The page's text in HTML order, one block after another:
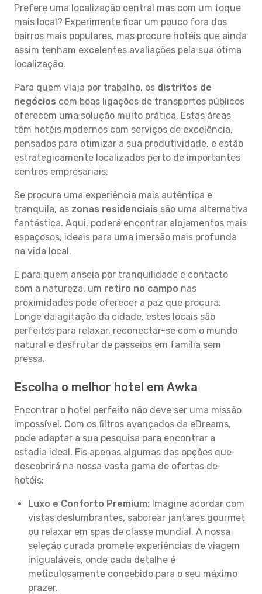
Prefere uma localização central mas com um toque
mais local? Experimente ficar um pouco fora dos
bairros mais populares, mas procure hotéis que ainda
assim tenham excelentes avaliações pela sua ótima
localização.
Para quem viaja por trabalho, os distritos de
negócios com boas ligações de transportes públicos
oferecem uma solução muito prática. Estas áreas
têm hotéis modernos com serviços de excelência,
pensados para otimizar a sua produtividade, e estão
estrategicamente localizados perto de importantes
centros empresariais.
Se procura uma experiência mais autêntica e
tranquila, as zonas residenciais são uma alternativa
fantástica. Aqui, poderá encontrar alojamentos mais
espaçosos, ideais para uma imersão mais profunda
na vida local.
E para quem anseia por tranquilidade e contacto
com a natureza, um retiro no campo nas
proximidades pode oferecer a paz que procura.
Longe da agitação da cidade, estes locais são
perfeitos para relaxar, reconectar-se com o mundo
natural e desfrutar de passeios em família sem
pressa.
Escolha o melhor hotel em Awka
Encontrar o hotel perfeito não deve ser uma missão
impossível. Com os filtros avançados da eDreams,
pode adaptar a sua pesquisa para encontrar a
estadia ideal. Eis apenas algumas das opções que
descobrirá na nossa vasta gama de ofertas de
hotéis:
Luxo e Conforto Premium: Imagine acordar com
vistas deslumbrantes, saborear jantares gourmet
ou relaxar em spas de classe mundial. A nossa
seleção curada promete experiências de viagem
inigualáveis, onde cada detalhe é
meticulosamente concebido para o seu máximo
prazer.